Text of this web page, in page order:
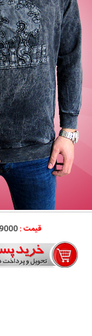
قیمت :39000